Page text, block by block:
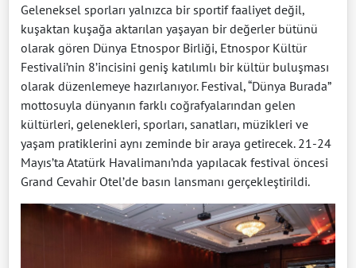
Geleneksel sporları yalnızca bir sportif faaliyet değil,
kuşaktan kuşağa aktarılan yaşayan bir değerler bütünü
olarak gören Dünya Etnospor Birliği, Etnospor Kültür
Festivali’nin 8’incisini geniş katılımlı bir kültür buluşması
olarak düzenlemeye hazırlanıyor. Festival, “Dünya Burada”
mottosuyla dünyanın farklı coğrafyalarından gelen
kültürleri, gelenekleri, sporları, sanatları, müzikleri ve
yaşam pratiklerini aynı zeminde bir araya getirecek. 21-24
Mayıs’ta Atatürk Havalimanı’nda yapılacak festival öncesi
Grand Cevahir Otel’de basın lansmanı gerçekleştirildi.